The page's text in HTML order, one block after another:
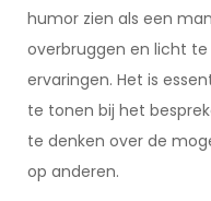
humor zien als een
overbruggen en licht
ervaringen. Het is
te tonen bij het
te denken over de
op anderen.